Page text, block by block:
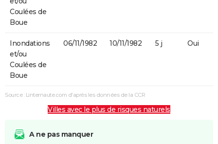
Coulées de
Boue
Inondations
et/ou
Coulées de
Boue
06/11/1982 10/11/1982 5 j Oui
Source : Linternaute.com d'après les données de la CCR
Villes avec le plus de risques naturels
A ne pas manquer